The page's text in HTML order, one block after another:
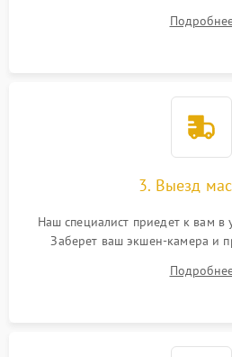
3. Выезд
Наш специалист приедет к вам в
Заберет ваш экшен-камера и